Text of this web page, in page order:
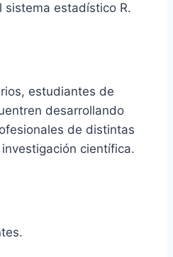
sistema estadístico R.
estudiantes de
desarrollando
de distintas
científica.